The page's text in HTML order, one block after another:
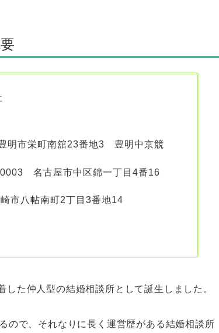
明市栄町南舘23番地3 豊明中京競
名古屋市中区錦一丁目4番16
市八帖南町2丁目3番地14
た仲人型の結婚相談所として誕生しました。
ので、それなりに長く運営歴がある結婚相談所